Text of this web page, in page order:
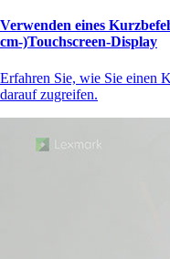
Verwenden eines
cm-)Touchscreen‑Display
Erfahren Sie, wie Sie einen
darauf zugreifen.